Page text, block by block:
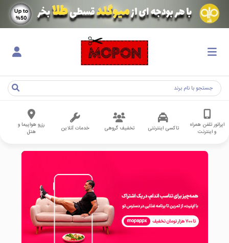
اپراتور تلفن همراه
و اینترنت
تاکسی اینترنتی تخفیف گروهی خدمات آنلاین
رزرو هواپیما و
هتل